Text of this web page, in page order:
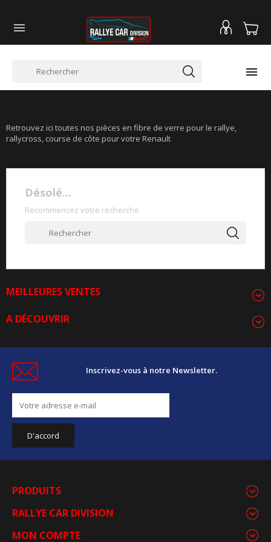


Retrouvez ici toutes nos pièces en fibre de verre pour le rallye,
rallycross, course de côte pour votre Renault
Désolé...
Recommencez votre recherche
MEILLEURES VENTES
A DÉCOUVRIR
Inscrivez-vous à notre Newsletter.
PRODUITS
RALLYE CAR DIVISION
MON COMPTE